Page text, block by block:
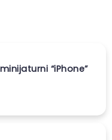
“iPhone”